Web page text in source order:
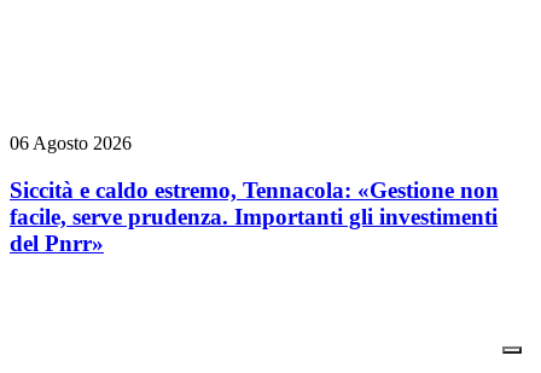
06 Agosto 2026
Siccità e caldo estremo, Tennacola: «Gestione non
facile, serve prudenza. Importanti gli investimenti
del Pnrr»